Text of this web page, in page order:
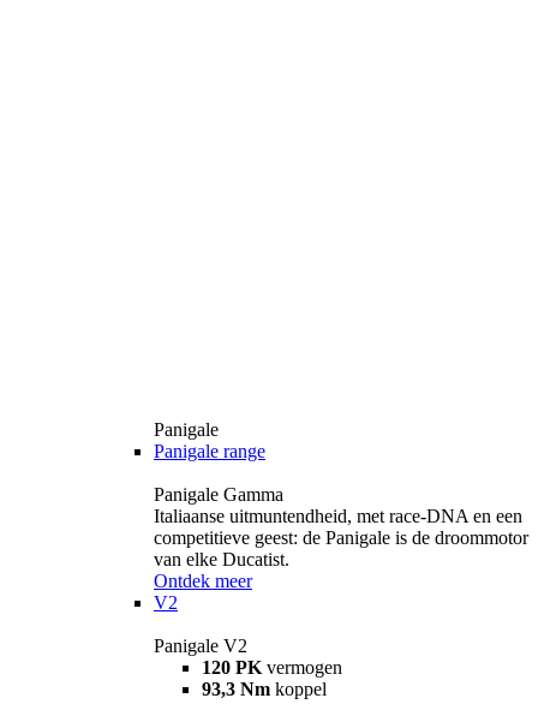
Panigale
Panigale range
Panigale Gamma
Italiaanse uitmuntendheid, met race-DNA en een
competitieve geest: de Panigale is de droommotor
van elke Ducatist.
Ontdek meer
V2
Panigale V2
120 PK vermogen
93,3 Nm koppel